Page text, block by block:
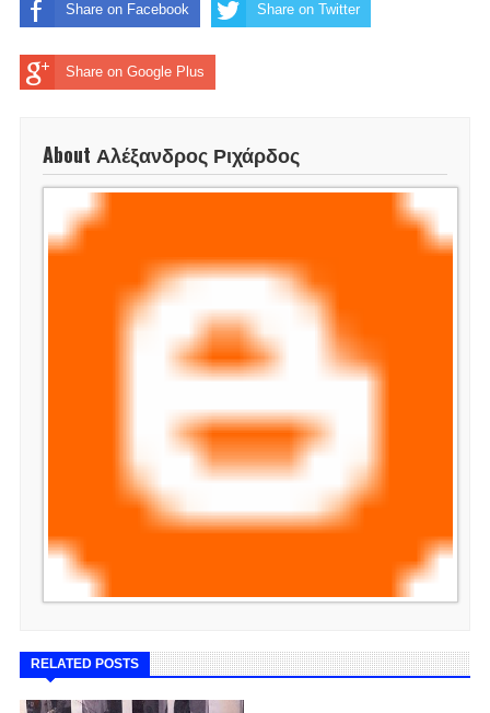
Share on Facebook Share on Twitter
Share on Google Plus
About Αλέξανδρος Ριχάρδος
RELATED POSTS